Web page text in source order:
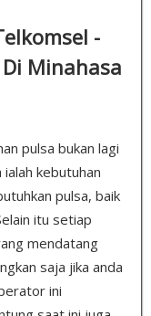
-
Minahasa
pulsa bukan lagi
kebutuhan
pulsa, baik
itu setiap
mendatang
saja jika anda
ini